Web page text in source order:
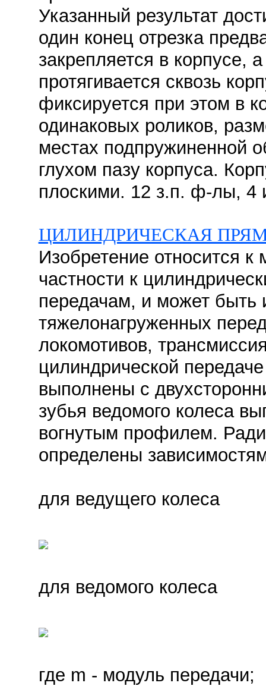
Указанный результат
один конец отрезка
закрепляется в корпусе,
протягивается сквозь
фиксируется при этом в
одинаковых роликов,
местах подпружиненной
глухом пазу корпуса.
плоскими. 12 з.п. ф-лы, 4
ЦИЛИНДРИЧЕСКАЯ
Изобретение относится
частности к
передачам, и может быть
тяжелонагруженных
локомотивов,
цилиндрической
выполнены с
зубья ведомого колеса
вогнутым профилем.
определены
для ведущего колеса
для ведомого колеса
где m - модуль передачи;